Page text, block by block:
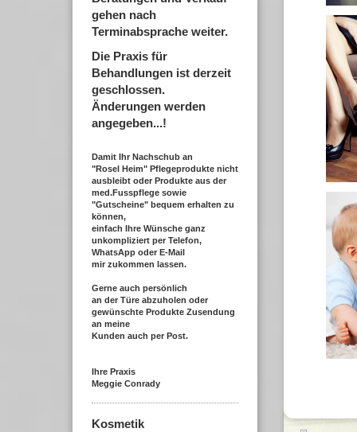
gehen nach
Terminabsprache weiter.
Die Praxis für
Behandlungen ist derzeit
geschlossen.
Änderungen werden
angegeben...!
Damit Ihr Nachschub an
"Rosel Heim" Pflegeprodukte nicht
ausbleibt oder Produkte aus der
med.Fusspflege sowie
"Gutscheine" bequem erhalten zu
können,
einfach Ihre Wünsche ganz
unkompliziert per Telefon,
WhatsApp oder E-Mail
mir zukommen lassen.
Gerne auch persönlich
an der Türe abzuholen oder
gewünschte Produkte Zusendung
an meine
Kunden auch per Post.
Ihre Praxis
Meggie Conrady
Kosmetik